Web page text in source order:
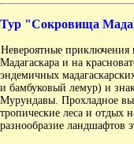
Тур "Сокровища
Невероятные приключения
Мадагаскара и на
эндемичных
и бамбуковый лемур) и
Мурундавы. Прохладное
тропические леса и отдых
разнообразие ландшафтов